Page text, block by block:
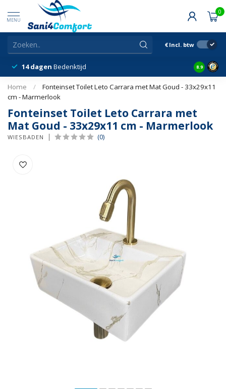
MENU
0
€ Incl. btw
14 dagen Bedenktijd Snelle
8.9
Home /
Fonteinset Toilet Leto Carrara met Mat Goud - 33x29x11
cm - Marmerlook
Fonteinset Toilet Leto Carrara met
Mat Goud - 33x29x11 cm - Marmerlook
WIESBADEN (0)